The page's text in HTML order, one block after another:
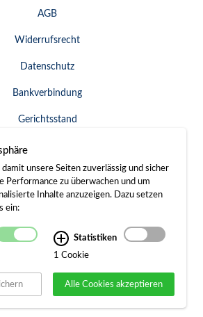
AGB
Widerrufsrecht
Datenschutz
Bankverbindung
Gerichtsstand
Widerruf erklären
& KONTAKT
Besuch / Anfahrt
Kontakt
unsere Seiten zuverlässig und sicher
Performance zu überwachen und um
Inhalte anzuzeigen. Dazu setzen
ein:
Statistiken
1 Cookie
Alle Cookies akzeptieren